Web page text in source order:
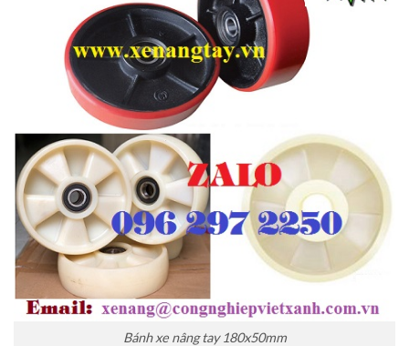
Bánh xe nâng tay 180x50mm